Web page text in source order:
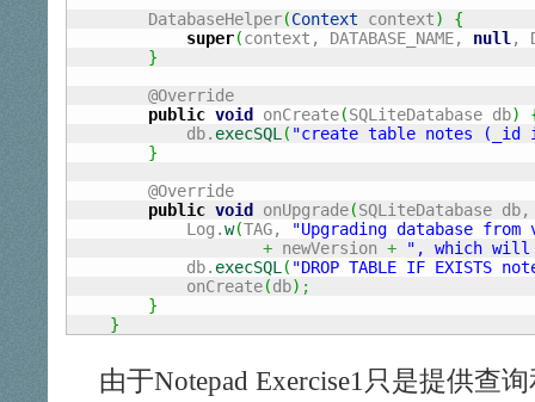
        DatabaseHelper
(Context context)
{
super(context, DATABASE_NAME, null ,
}
        @Override
public void onCreate(SQLiteDatabase db)
            db.
execSQL ( "create table notes
}
        @Override
public void onUpgrade(SQLiteDatabase
            Log.
w(TAG,
"Upgrading database
+ newVersion +
", which will
            db.
execSQL ( "DROP TABLE IF EXISTS
            onCreate
(db) ;
}
}
由于Notepad Exercise1只是提供查